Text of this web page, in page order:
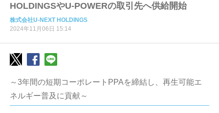
HOLDINGSやU-POWERの取引先へ供給開始
株式会社U-NEXT HOLDINGS
2024年11月06日 15:14
～3年間の短期コーポレートPPAを締結し、再生可能エ
ネルギー普及に貢献～